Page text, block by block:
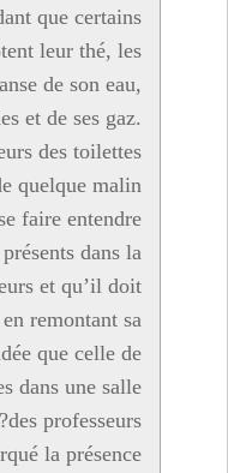
que certains
leur thé, les
de son eau,
et de ses gaz.
des toilettes
quelque malin
faire entendre
dans la
et qu’il doit
remontant sa
que celle de
dans une salle
des professeurs?
la présence